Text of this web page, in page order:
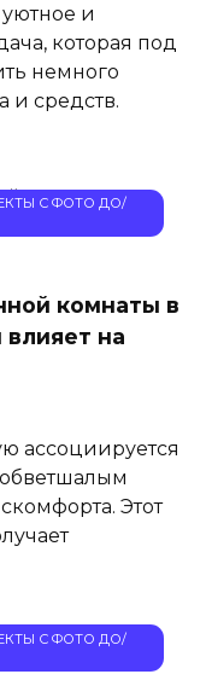
и
которая под
немного
и средств.
С ФОТО ДО/
комнаты в
влияет на
ассоциируется
Этот
С ФОТО ДО/